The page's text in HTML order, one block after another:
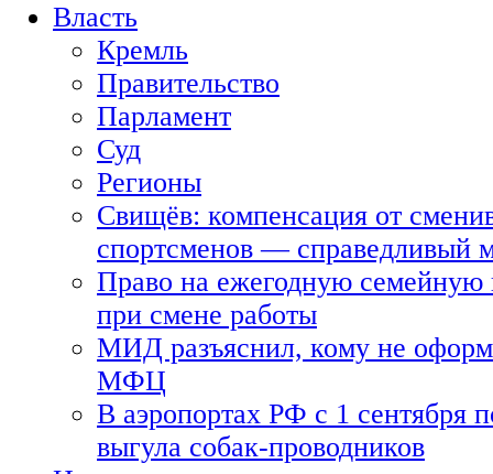
Власть
Кремль
Правительство
Парламент
Суд
Регионы
Свищёв: компенсация от
спортсменов — справедливый
Право на ежегодную семейную
при смене работы
МИД разъяснил, кому не
МФЦ
В аэропортах РФ с 1 сентября
выгула собак-проводников